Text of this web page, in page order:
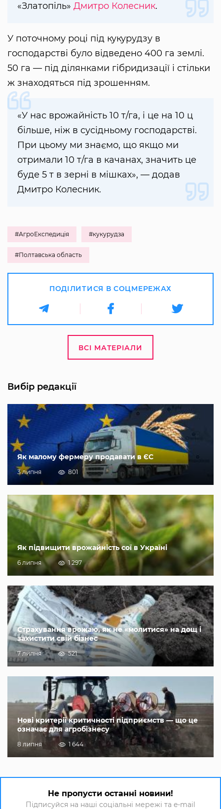
«Златопіль» Дмитро Колесник.
У поточному році під кукурудзу в
господарстві було відведено 400 га землі.
50 га — під ділянками гібридизації і стільки
ж знаходяться під зрошенням.
«У нас врожайність 10 т/га, і це на 10 ц
більше, ніж в сусідньому господарстві.
При цьому ми знаємо, що якщо ми
отримали 10 т/га в качанах, значить це
буде 5 т в зерні в мішках», — додав
Дмитро Колесник.
#АгроЕкспедиція #кукурудза
#Полтавська область
ПОДІЛИТИСЯ В СОЦМЕРЕЖАХ
ВСІ МАТЕРІАЛИ
Вибір редакції
Як малому фермеру продавати в ЄС
3 липня 801
Як підвищити врожайність сої в Україні
6 липня 1 297
Страхування врожаю, як не «молитися» на дощ і
захистити свій бізнес
7 липня 521
Нові критерії критичності підприємств — що це
означає для агробізнесу
8 липня 1 644
Не пропусти останні новини!
Підписуйся на наші соціальні мережі та e-mail